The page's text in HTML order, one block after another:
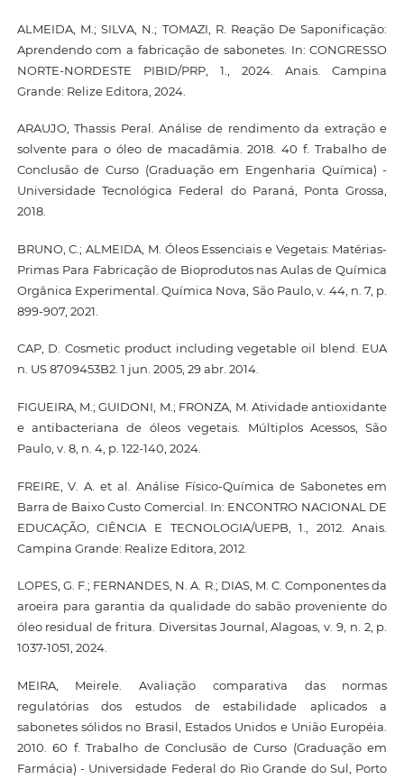
ALMEIDA, M.; SILVA, N.; TOMAZI, R. Reação De Saponificação:
Aprendendo com a fabricação de sabonetes. In: CONGRESSO
NORTE-NORDESTE PIBID/PRP, 1., 2024. Anais. Campina
Grande: Relize Editora, 2024.
ARAUJO, Thassis Peral. Análise de rendimento da extração e
solvente para o óleo de macadâmia. 2018. 40 f. Trabalho de
Conclusão de Curso (Graduação em Engenharia Química) -
Universidade Tecnológica Federal do Paraná, Ponta Grossa,
2018.
BRUNO, C.; ALMEIDA, M. Óleos Essenciais e Vegetais: Matérias-
Primas Para Fabricação de Bioprodutos nas Aulas de Química
Orgânica Experimental. Química Nova, São Paulo, v. 44, n. 7, p.
899-907, 2021.
CAP, D. Cosmetic product including vegetable oil blend. EUA
n. US 8709453B2. 1 jun. 2005, 29 abr. 2014.
FIGUEIRA, M.; GUIDONI, M.; FRONZA, M. Atividade antioxidante
e antibacteriana de óleos vegetais. Múltiplos Acessos, São
Paulo, v. 8, n. 4, p. 122-140, 2024.
FREIRE, V. A. et al. Análise Físico-Química de Sabonetes em
Barra de Baixo Custo Comercial. In: ENCONTRO NACIONAL DE
EDUCAÇÃO, CIÊNCIA E TECNOLOGIA/UEPB, 1., 2012. Anais.
Campina Grande: Realize Editora, 2012.
LOPES, G. F.; FERNANDES, N. A. R.; DIAS, M. C. Componentes da
aroeira para garantia da qualidade do sabão proveniente do
óleo residual de fritura. Diversitas Journal, Alagoas, v. 9, n. 2, p.
1037-1051, 2024.
MEIRA, Meirele. Avaliação comparativa das normas
regulatórias dos estudos de estabilidade aplicados a
sabonetes sólidos no Brasil, Estados Unidos e União Européia.
2010. 60 f. Trabalho de Conclusão de Curso (Graduação em
Farmácia) - Universidade Federal do Rio Grande do Sul, Porto